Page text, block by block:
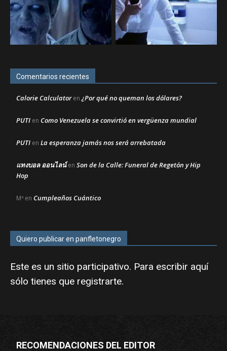
Comentarios recientes
Calorie Calculatoren¿Por qué no queman los dólares?
PUTI en Como Venezuela se convirtió en vergüenza mundial
PUTI en La esperanza jamás nos será arrebatada
แทงบอล ออนไลน์en Son de la Calle: Funeral de Regetón y Hip
Hop
Mª en Cumpleaños Cuántico
Quiero publicar en panfletonegro
Este es un sitio participativo. Para escribir aquí
sólo tienes que registrarte.
RECOMENDACIONES DEL EDITOR